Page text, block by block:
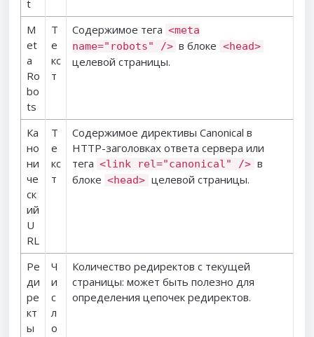
t
M
et
a
Ro
bo
ts
Т
е
кс
т
Содержимое тега <meta
name="robots" /> в блоке <head>
целевой страницы.
Ка
но
ни
че
ск
ий
U
RL
Т
е
кс
т
Содержимое директивы Canonical в
HTTP-заголовках ответа сервера или
тега <link rel="canonical" /> в
блоке <head> целевой страницы.
Ре
ди
ре
кт
ы
Ч
и
с
л
о
Количество редиректов с текущей
страницы: может быть полезно для
определения цепочек редиректов.